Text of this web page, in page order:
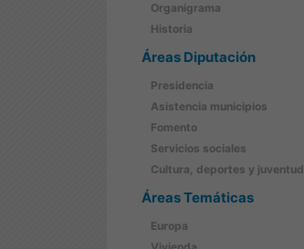
Organigrama
Historia
Áreas Diputación
Presidencia
Asistencia municipios
Fomento
Servicios sociales
Cultura, deportes y juventud
Áreas Temáticas
Europa